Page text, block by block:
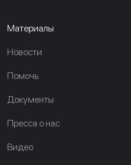
Материалы
Новости
Помочь
Документы
Пресса о нас
Видео